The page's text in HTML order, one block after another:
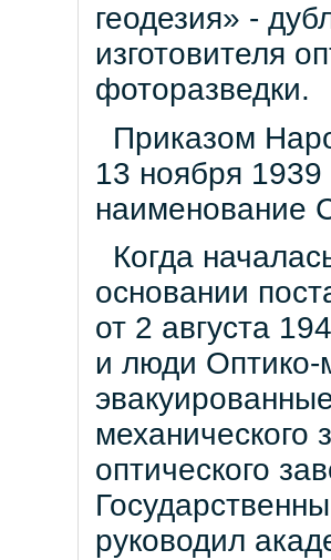
геодезия» -
изготовителя
фоторазведки.
Приказом
13 ноября 1939
наименование
Когда
основании
от 2 августа
и люди Оптико-
механического
оптического
руководил